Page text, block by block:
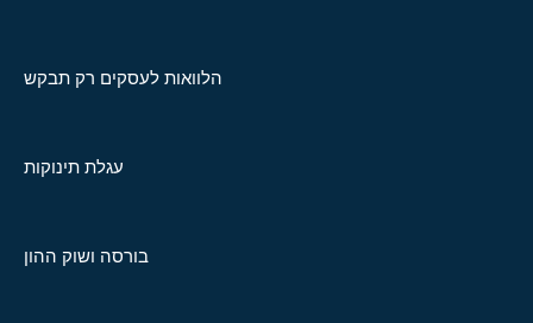
הלוואות לעסקים רק תבקש
עגלת תינוקות
בורסה ושוק ההון